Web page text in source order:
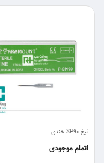
تیغ SP90 هندی
اتمام موجودی